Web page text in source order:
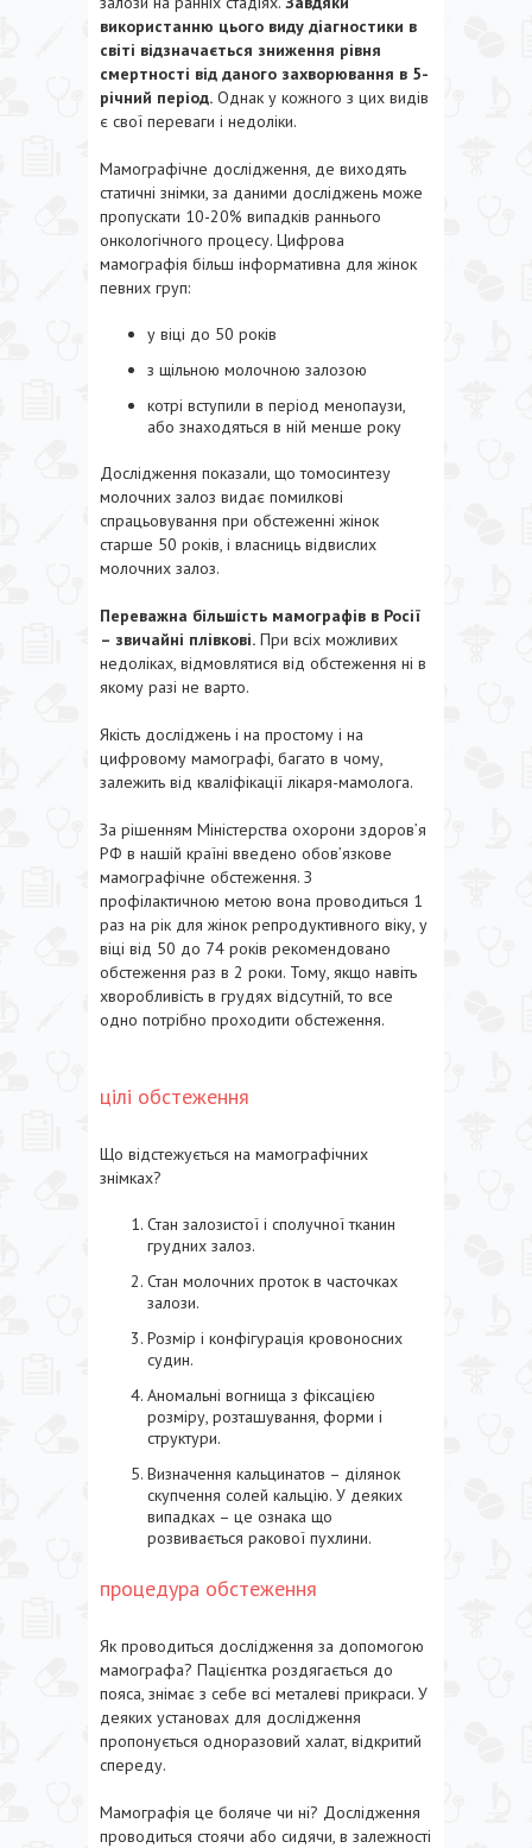
використанню цього виду діагностики в
світі відзначається зниження рівня
смертності від даного захворювання в 5-
річний період. Однак у кожного з цих видів
є свої переваги і недоліки.
Мамографічне дослідження, де виходять
статичні знімки, за даними досліджень може
пропускати 10-20% випадків раннього
онкологічного процесу. Цифрова
мамографія більш інформативна для жінок
певних груп:
у віці до 50 років
з щільною молочною залозою
котрі вступили в період менопаузи,
або знаходяться в ній менше року
Дослідження показали, що томосинтезу
молочних залоз видає помилкові
спрацьовування при обстеженні жінок
старше 50 років, і власниць відвислих
молочних залоз.
Переважна більшість мамографів в Росії
– звичайні плівкові. При всіх можливих
недоліках, відмовлятися від обстеження ні в
якому разі не варто.
Якість досліджень і на простому і на
цифровому мамографі, багато в чому,
залежить від кваліфікації лікаря-мамолога.
За рішенням Міністерства охорони здоров’я
РФ в нашій країні введено обов’язкове
мамографічне обстеження. З
профілактичною метою вона проводиться 1
раз на рік для жінок репродуктивного віку, у
віці від 50 до 74 років рекомендовано
обстеження раз в 2 роки. Тому, якщо навіть
хворобливість в грудях відсутній, то все
одно потрібно проходити обстеження.
цілі обстеження
Що відстежується на мамографічних
знімках?
Стан залозистої і сполучної тканин
грудних залоз.
Стан молочних проток в часточках
залози.
Розмір і конфігурація кровоносних
судин.
Аномальні вогнища з фіксацією
розміру, розташування, форми і
структури.
Визначення кальцинатов – ділянок
скупчення солей кальцію. У деяких
випадках – це ознака що
розвивається ракової пухлини.
процедура обстеження
Як проводиться дослідження за допомогою
мамографа? Пацієнтка роздягається до
пояса, знімає з себе всі металеві прикраси. У
деяких установах для дослідження
пропонується одноразовий халат, відкритий
спереду.
Мамографія це боляче чи ні? Дослідження
проводиться стоячи або сидячи, в залежності